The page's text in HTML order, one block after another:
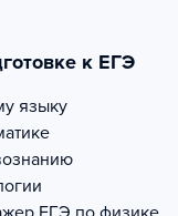
к ЕГЭ
языку